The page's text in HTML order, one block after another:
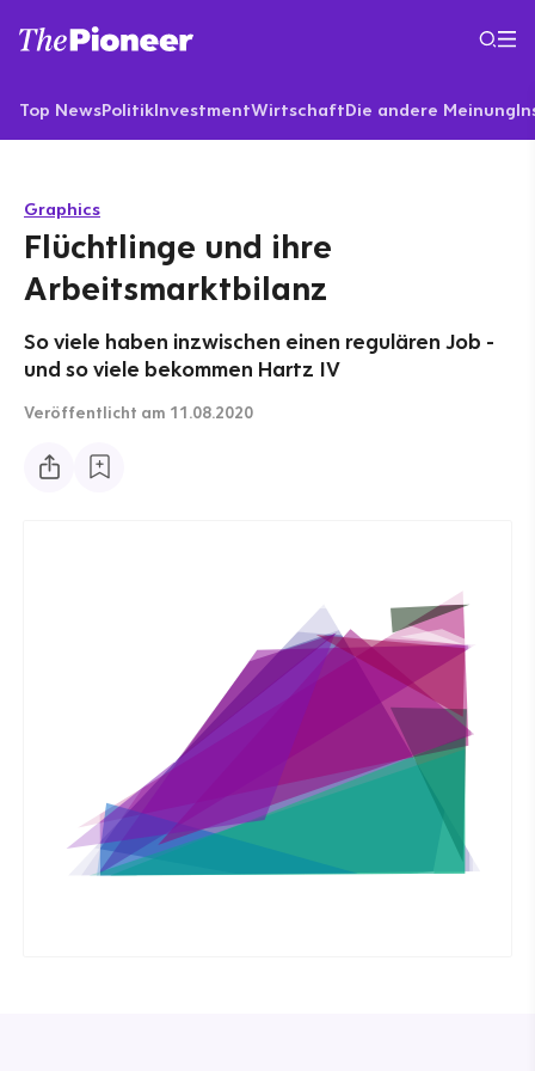
Top NewsPolitikInvestmentWirtschaftDie andere Meinung
Graphics
Flüchtlinge und ihre
Arbeitsmarktbilanz
So viele haben inzwischen einen regulären Job -
und so viele bekommen Hartz IV
Veröffentlicht am 11.08.2020